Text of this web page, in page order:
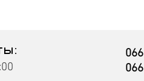
066
066